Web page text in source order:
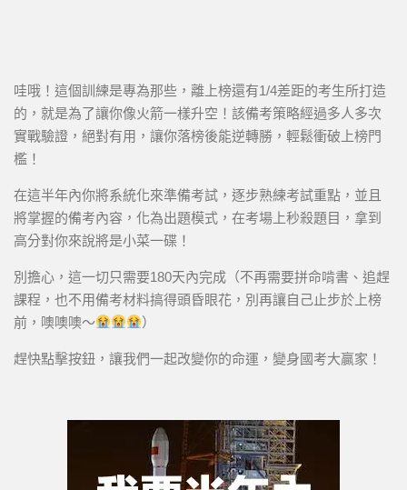
哇哦！這個訓練是專為那些，離上榜還有1/4差距的考生所打造
的，就是為了讓你像火箭一樣升空！該備考策略經過多人多次
實戰驗證，絕對有用，讓你落榜後能逆轉勝，輕鬆衝破上榜門
檻！
在這半年內你將系統化來準備考試，逐步熟練考試重點，並且
將掌握的備考內容，化為出題模式，在考場上秒殺題目，拿到
高分對你來說將是小菜一碟！
別擔心，這一切只需要180天內完成（不再需要拼命啃書、追趕
課程，也不用備考材料搞得頭昏眼花，別再讓自己止步於上榜
前，噢噢噢～
）
趕快點擊按鈕，讓我們一起改變你的命運，變身國考大贏家！